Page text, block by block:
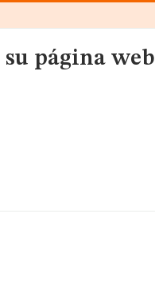
página web